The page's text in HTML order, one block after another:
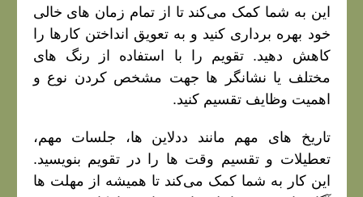
این به شما کمک می‌کند تا از تمام زمان‌ های خالی
خود بهره‌ برداری کنید و به تعویق انداختن کارها را
کاهش دهید. تقویم را با استفاده از رنگ‌ های
مختلف یا نشانگر ها جهت مشخص کردن نوع و
اهمیت وظایف تقسیم کنید.
تاریخ‌ های مهم مانند ددلاین‌ ها، جلسات مهم،
تعطیلات و تقسیم وقت‌ ها را در تقویم بنویسید.
این کار به شما کمک می‌کند تا همیشه از مهلت‌ ها